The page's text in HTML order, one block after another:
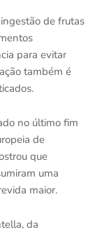
de frutas
para evitar
também é
no último fim
de
que
uma
maior.
da